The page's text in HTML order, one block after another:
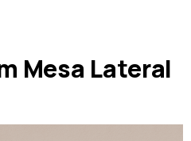
Mesa Lateral